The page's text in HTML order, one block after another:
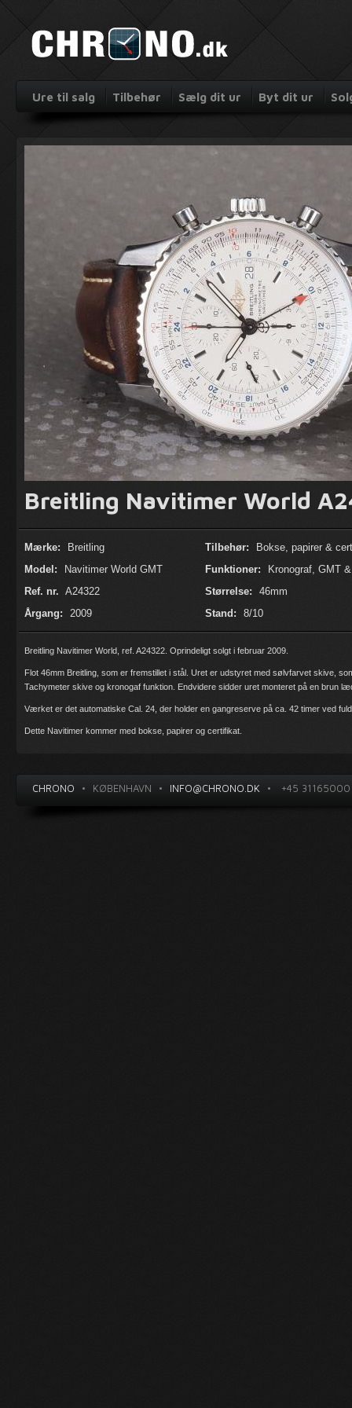
Ure til salg Tilbehør Sælg dit ur Byt dit ur
Breitling Navitimer World
Mærke:
Breitling
Model:
Navitimer World GMT
Ref. nr. A24322
Årgang:
2009
Tilbehør:
Bokse, papirer &
Funktioner:
Kronograf, GMT
Størrelse:
46mm
Stand:
8/10
Breitling Navitimer World, ref. A24322. Oprindeligt solgt i februar 2009.
Flot 46mm Breitling, som er fremstillet i stål. Uret er udstyret med sølvfarvet skive,
Tachymeter skive og kronogaf funktion. Endvidere sidder uret monteret på en brun
Værket er det automatiske Cal. 24, der holder en gangreserve på ca. 42 timer ved
Dette Navitimer kommer med bokse, papirer og certifikat.
CHRONO • KØBENHAVN • INFO@CHRONO.DK • +45 31165000